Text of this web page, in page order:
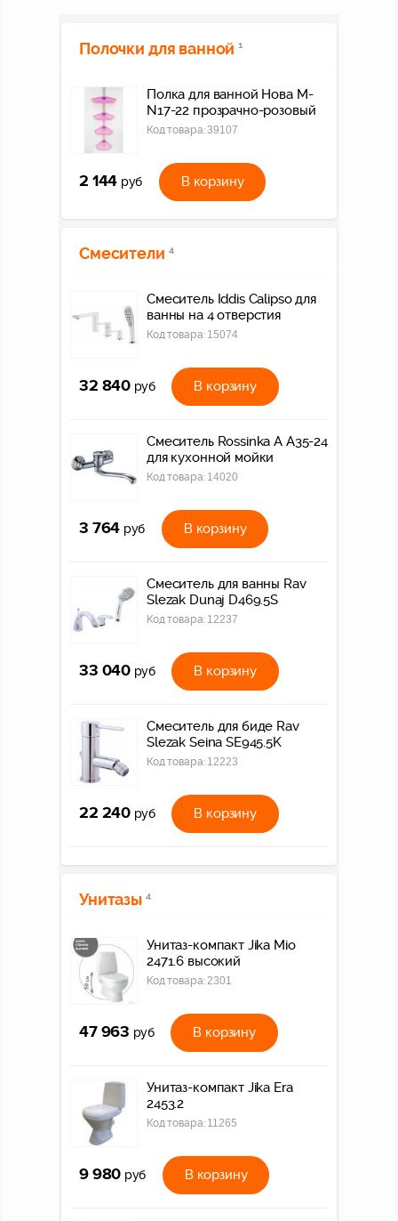
Полочки для ванной 1
Полка для ванной Нова M-
N17-22 прозрачно-розовый
Код товара:39107
2 144 руб В корзину
Смесители 4
Смеситель Iddis Calipso для
ванны на 4 отверстия
Код товара: 15074
32 840 руб В корзину
Смеситель Rossinka A A35-24
для кухонной мойки
Код товара: 14020
3 764 руб В корзину
Смеситель для ванны Rav
Slezak Dunaj D469.5S
Код товара: 12237
33 040 руб В корзину
Смеситель для биде Rav
Slezak Seina SE945.5K
Код товара: 12223
22 240 руб В корзину
Унитазы 4
Унитаз-компакт Jika Mio
2471.6 высокий
Код товара:2301
47 963 руб В корзину
Унитаз-компакт Jika Era
2453.2
Код товара: 11265
9 980 руб В корзину